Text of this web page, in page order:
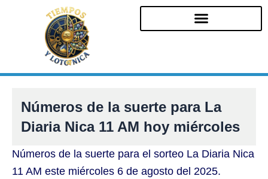
Números de la suerte para La
Diaria Nica 11 AM hoy miércoles
Números de la suerte para el sorteo La Diaria Nica
11 AM este miércoles 6 de agosto del 2025.